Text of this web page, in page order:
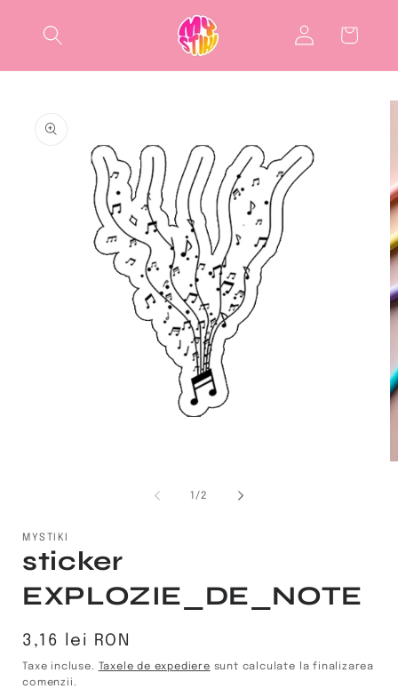
conținut
Conectați-
Coș
despre
o
modală
1/din
2
MYSTIKI
sticker
EXPLOZIE_DE_NOTE
Preț
obișnuit
3,16 lei RON
Taxe incluse. Taxele de expediere sunt calculate la finalizarea
comenzii.